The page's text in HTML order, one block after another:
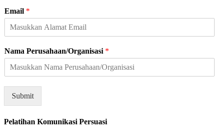
J
s
Email *
Nama Perusahaan/Organisasi *
Submit
Pelatihan Komunikasi Persuasi